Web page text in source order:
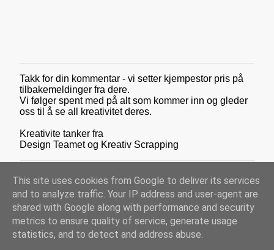
L
e
g
g
n
n
k
o
m
e
n
Takk for din kommentar - vi setter kjempestor pris på
tilbakemeldinger fra dere.
Vi følger spent med på alt som kommer inn og gleder
oss til å se all kreativitet deres.
Kreativite tanker fra
Design Teamet og Kreativ Scrapping
Drevet av Blogger
This site uses cookies from Google to deliver its services
and to analyze traffic. Your IP address and user-agent are
shared with Google along with performance and security
metrics to ensure quality of service, generate usage
statistics, and to detect and address abuse.